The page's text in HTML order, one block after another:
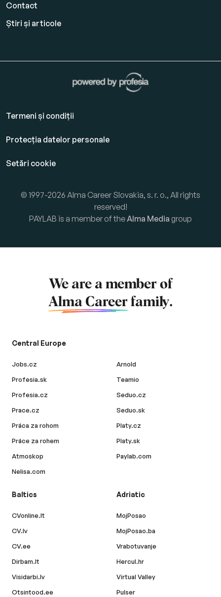
Contact
Știri și articole
Termeni și condiții
Protecția datelor personale
Setări cookie
© 1997-2026 Alma Career Slovakia, s. r. o., All rights
reserved!
PAYLAB is a member of theAlma Media group
We are a member of
Alma Career family.
Central Europe
Jobs.cz
Profesia.sk
Profesia.cz
Prace.cz
Práca za rohom
Práce za rohem
Atmoskop
Nelisa.com
Arnold
Teamio
Seduo.cz
Seduo.sk
Platy.cz
Platy.sk
Paylab.com
Baltics
CVonline.lt
CV.lv
CV.ee
Dirbam.lt
Visidarbi.lv
Otsintood.ee
Adriatic
MojPosao
MojPosao.ba
Vrabotuvanje
Hercul.hr
Virtual Valley
Pulser